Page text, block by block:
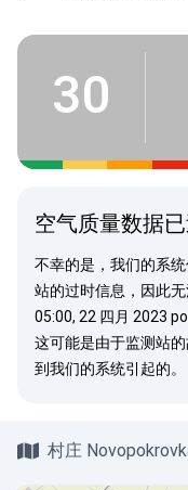
30
空气质量数据
不幸的是，我们的系
站的过时信息，因此
05:00, 22 四月 2023
这可能是由于监测站
到我们的系统引起的。
村庄